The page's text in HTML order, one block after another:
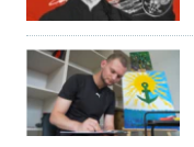
Усі сайти RFE/RL